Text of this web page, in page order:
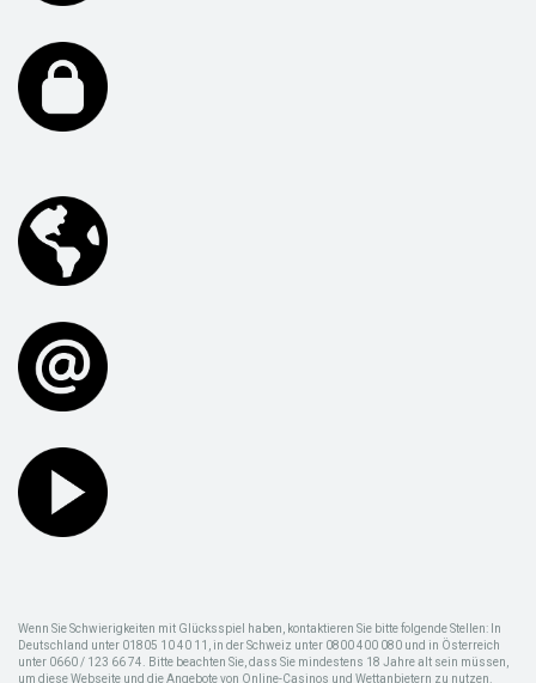
Wenn Sie Schwierigkeiten mit Glücksspiel haben, kontaktieren Sie bitte folgende Stellen: In
Deutschland unter 01805 10 40 11, in der Schweiz unter 0800 400 080 und in Österreich
unter 0660 / 123 66 74. Bitte beachten Sie, dass Sie mindestens 18 Jahre alt sein müssen,
um diese Webseite und die Angebote von Online-Casinos und Wettanbietern zu nutzen.